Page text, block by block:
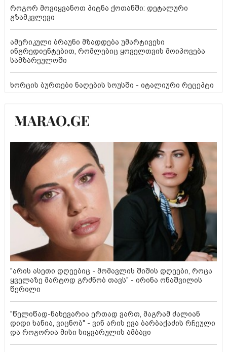
როგორ მოვიყვანოთ პიტნა ქოთანში: დეტალური
გზამკვლევი
ამერიკული ბრაუნი მზადდება უმარტივესი
ინგრედიენტებით, რომლებიც ყოველთვის მოიპოვება
სამზარეულოში
ხორცის ბურთები ნაღების სოუსში - იტალიური რეცეპტი
"არის ასეთი დღეებიც - მომავლის შიშის დღეები, როცა
ყველაზე მარტოდ გრძნობ თავს" - ირინა ონაშვილის
წერილი
"წელიწად-ნახევარია ერთად ვართ, მაგრამ ძალიან
დიდი ხანია, ვიცნობ" - ვინ არის ევა ბარბაქაძის რჩეული
და როგორია მისი სიყვარულის ამბავი